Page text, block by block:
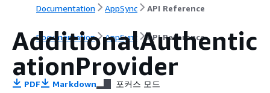
Documentation AppSync API Reference
Documentation AppSync API Reference
AdditionalAuthentic
ationProvider
PDF Markdown 포커스 모드